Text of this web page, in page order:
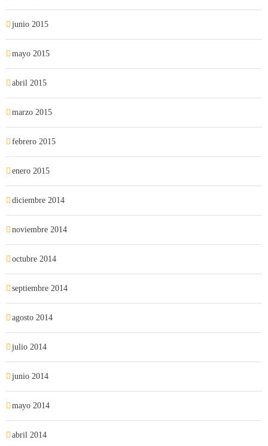
junio 2015
mayo 2015
abril 2015
marzo 2015
febrero 2015
enero 2015
diciembre 2014
noviembre 2014
octubre 2014
septiembre 2014
agosto 2014
julio 2014
junio 2014
mayo 2014
abril 2014